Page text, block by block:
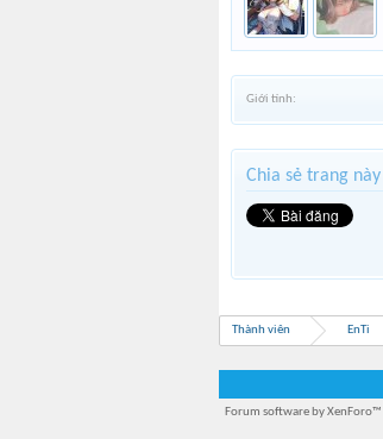
Giới tính:
Chia sẻ trang này
Thành viên EnTi
Forum software by XenForo™